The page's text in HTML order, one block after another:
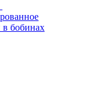
бобинах